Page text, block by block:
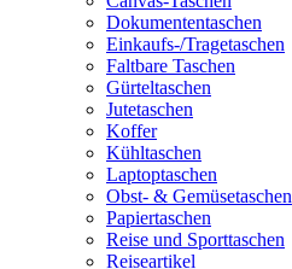
Dokumententaschen
Einkaufs-/Tragetaschen
Faltbare Taschen
Gürteltaschen
Jutetaschen
Koffer
Kühltaschen
Laptoptaschen
Obst- & Gemüsetaschen
Papiertaschen
Reise und Sporttaschen
Reiseartikel